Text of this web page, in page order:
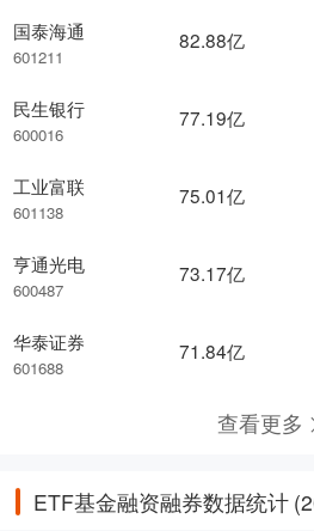
国泰海通
601211
民生银行
600016
工业富联
601138
亨通光电
600487
华泰证券
601688
82.88亿
77.19亿
75.01亿
73.17亿
71.84亿
查看更多
ETF基金融资融券数据统计